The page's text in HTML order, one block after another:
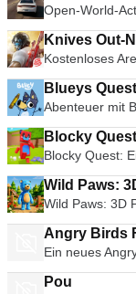
Open-World-
Knives Out-
Kostenloses
Blueys
Abenteuer mit
Blocky
Blocky Quest:
Wild Paws:
Wild Paws: 3D
Angry Birds
Ein neues
Pou